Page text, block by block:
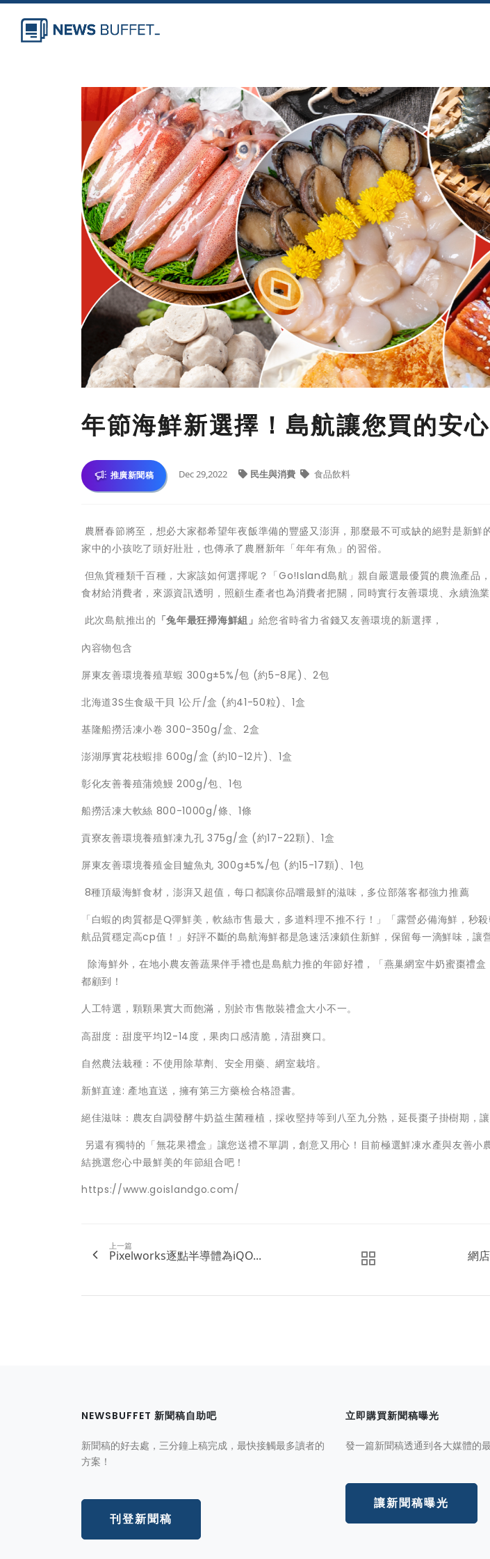
年節海鮮新選擇！島航讓您買的安
推廣新聞稿 Dec 29,2022 民生與消費 食品飲料
農曆春節將至，想必大家都希望年夜飯準備的豐盛又澎湃，那麼最不可或缺的絕對是新鮮
家中的小孩吃了頭好壯壯，也傳承了農曆新年「年年有魚」的習俗。
但魚貨種類千百種，大家該如何選擇呢？「Go!Island島航」親自嚴選最優質的農漁產品
食材給消費者，來源資訊透明，照顧生產者也為消費者把關，同時實行友善環境、永續漁
此次島航推出的 「兔年最狂掃海鮮組」 給您省時省力省錢又友善環境的新選擇，
內容物包含
屏東友善環境養殖草蝦 300g±5%/包 (約5-8尾)、2包
北海道3S生食級干貝 1公斤/盒 (約41-50粒)、1盒
基隆船撈活凍小卷 300-350g/盒、2盒
澎湖厚實花枝蝦排 600g/盒 (約10-12片)、1盒
彰化友善養殖蒲燒鰻 200g/包、1包
船撈活凍大軟絲 800-1000g/條、1條
貢寮友善環境養殖鮮凍九孔 375g/盒 (約17-22顆)、1盒
屏東友善環境養殖金目鱸魚丸 300g±5%/包 (約15-17顆)、1包
8種頂級海鮮食材，澎湃又超值，每口都讓你品嚐最鮮的滋味，多位部落客都強力推薦
「白蝦的肉質都是Q彈鮮美，軟絲市售最大，多道料理不推不行！」「露營必備海鮮，秒
航品質穩定高cp值！」好評不斷的島航海鮮都是急速活凍鎖住新鮮，保留每一滴鮮味，讓
除海鮮外，在地小農友善蔬果伴手禮也是島航力推的年節好禮，「燕巢網室牛奶蜜棗禮
都顧到！
人工特選，顆顆果實大而飽滿，別於市售散裝禮盒大小不一。
高甜度：甜度平均12-14度，果肉口感清脆，清甜爽口。
自然農法栽種：不使用除草劑、安全用藥、網室栽培。
新鮮直達: 產地直送，擁有第三方藥檢合格證書。
絕佳滋味：農友自調發酵牛奶益生菌種植，採收堅持等到八至九分熟，延長棗子掛樹期，
另還有獨特的「無花果禮盒」讓您送禮不單調，創意又用心！目前極選鮮凍水產與友善小
結挑選您心中最鮮美的年節組合吧！
https://www.goislandgo.com/
上一篇
Pixelworks逐點半導體為iQO... 網
NEWSBUFFET 新聞稿自助吧
新聞稿的好去處，三分鐘上稿完成，最快接觸最多讀者的
方案！
刊登新聞稿
立即購買新聞稿曝光
發一篇新聞稿透通到各大媒體的
讓新聞稿曝光